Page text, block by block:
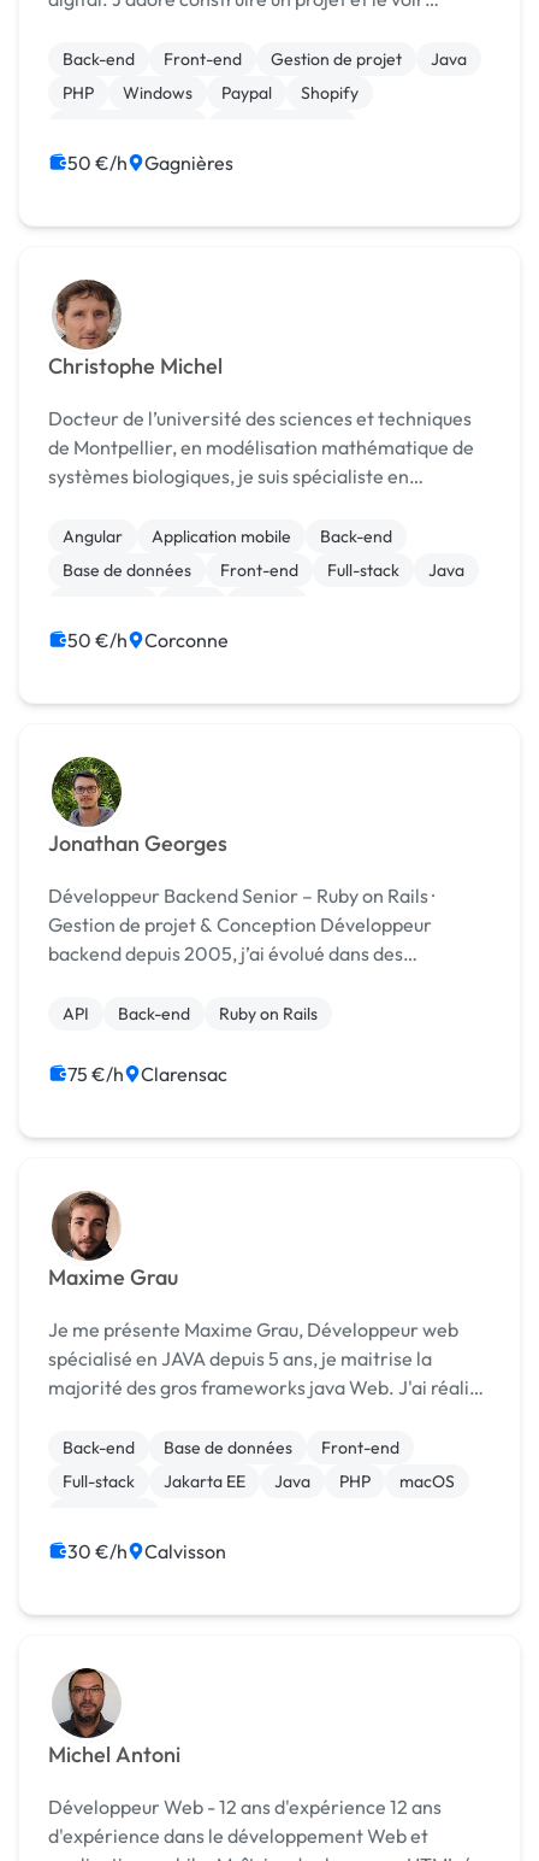
de 3ans - Développeur Web depuis + de ...
Back-end Front-end Gestion de projet
Java
PHP
Windows Paypal
Shopify
50 €/h Gagnières
Christophe Michel
Docteur de l’université des sciences et techniques
de Montpellier, en modélisation mathématique de
systèmes biologiques, je suis spécialiste en
traitement du signal (Python, Matlab/Simulink,
Labview). ...
Angular Application mobile
Back-end
Base de données
Front-end Full-stack
Java
50 €/h Corconne
Jonathan Georges
Développeur Backend Senior – Ruby on Rails ·
Gestion de projet & Conception Développeur
backend depuis 2005, j’ai évolué dans des
SaaS), principalement en Ruby on Rails et Java,
API Back-end Ruby on Rails
75 €/h Clarensac
Maxime Grau
Je me présente Maxime Grau, Développeur web
spécialisé en JAVA depuis 5 ans, je maitrise la
majorité des gros frameworks java Web. J'ai réalisé
applications web de gestion pour différentes
association...
Back-end Base de données
Front-end
Full-stack
Jakarta EE Java PHP
macOS
30 €/h Calvisson
Michel Antoni
Développeur Web - 12 ans d'expérience 12 ans
d'expérience dans le développement Web et